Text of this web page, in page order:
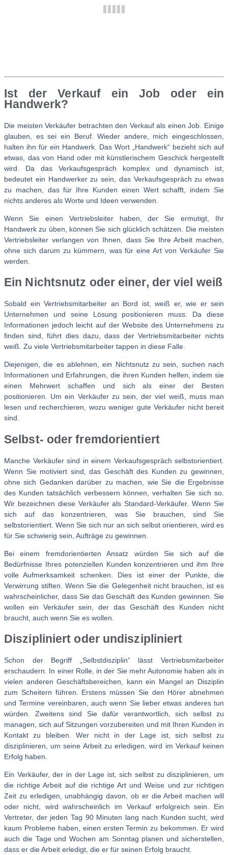
Ist der Verkauf ein Job oder ein
Handwerk?
Die meisten Verkäufer betrachten den Verkauf als einen Job. Einige
glauben, es sei ein Beruf. Wieder andere, mich eingeschlossen,
halten ihn für ein Handwerk. Das Wort „Handwerk“ bezieht sich auf
etwas, das von Hand oder mit künstlerischem Geschick hergestellt
wird. Da das Verkaufsgespräch komplex und dynamisch ist,
bedeutet ein Handwerker zu sein, das Verkaufsgespräch zu etwas
zu machen, das für Ihre Kunden einen Wert schafft, indem Sie
nichts anderes als Worte und Ideen verwenden.
Wenn Sie einen Vertriebsleiter haben, der Sie ermutigt, Ihr
Handwerk zu üben, können Sie sich glücklich schätzen. Die meisten
Vertriebsleiter verlangen von Ihnen, dass Sie Ihre Arbeit machen,
ohne sich darum zu kümmern, was für eine Art von Verkäufer Sie
werden.
Ein Nichtsnutz oder einer, der viel weiß
Sobald ein Vertriebsmitarbeiter an Bord ist, weiß er, wie er sein
Unternehmen und seine Lösung positionieren muss. Da diese
Informationen jedoch leicht auf der Website des Unternehmens zu
finden sind, führt dies dazu, dass der Vertriebsmitarbeiter nichts
weiß. Zu viele Vertriebsmitarbeiter tappen in diese Falle.
Diejenigen, die es ablehnen, ein Nichtsnutz zu sein, suchen nach
Informationen und Erfahrungen, die ihren Kunden helfen, indem sie
einen Mehrwert schaffen und sich als einer der Besten
positionieren. Um ein Verkäufer zu sein, der viel weiß, muss man
lesen und recherchieren, wozu weniger gute Verkäufer nicht bereit
sind.
Selbst- oder fremdorientiert
Manche Verkäufer sind in einem Verkaufsgespräch selbstorientiert.
Wenn Sie motiviert sind, das Geschäft des Kunden zu gewinnen,
ohne sich Gedanken darüber zu machen, wie Sie die Ergebnisse
des Kunden tatsächlich verbessern können, verhalten Sie sich so.
Wir bezeichnen diese Verkäufer als Standard-Verkäufer. Wenn Sie
sich auf das konzentrieren, was Sie brauchen, sind Sie
selbstorientiert. Wenn Sie sich nur an sich selbst orientieren, wird es
für Sie schwierig sein, Aufträge zu gewinnen.
Bei einem fremdorientierten Ansatz würden Sie sich auf die
Bedürfnisse Ihres potenziellen Kunden konzentrieren und ihm Ihre
volle Aufmerksamkeit schenken. Dies ist einer der Punkte, die
Verwirrung stiften. Wenn Sie die Gelegenheit nicht brauchen, ist es
wahrscheinlicher, dass Sie das Geschäft des Kunden gewinnen. Sie
wollen ein Verkäufer sein, der das Geschäft des Kunden nicht
braucht, auch wenn Sie es wollen.
Diszipliniert oder undiszipliniert
Schon der Begriff „Selbstdisziplin“ lässt Vertriebsmitarbeiter
erschaudern. In einer Rolle, in der Sie mehr Autonomie haben als in
vielen anderen Geschäftsbereichen, kann ein Mangel an Disziplin
zum Scheitern führen. Erstens müssen Sie den Hörer abnehmen
und Termine vereinbaren, auch wenn Sie lieber etwas anderes tun
würden. Zweitens sind Sie dafür verantwortlich, sich selbst zu
managen, sich auf Sitzungen vorzubereiten und mit Ihren Kunden in
Kontakt zu bleiben. Wer nicht in der Lage ist, sich selbst zu
disziplinieren, um seine Arbeit zu erledigen, wird im Verkauf keinen
Erfolg haben.
Ein Verkäufer, der in der Lage ist, sich selbst zu disziplinieren, um
die richtige Arbeit auf die richtige Art und Weise und zur richtigen
Zeit zu erledigen, unabhängig davon, ob er die Arbeit machen will
oder nicht, wird wahrscheinlich im Verkauf erfolgreich sein. Ein
Vertreter, der jeden Tag 90 Minuten lang nach Kunden sucht, wird
kaum Probleme haben, einen ersten Termin zu bekommen. Er wird
auch die Tage und Wochen am Sonntag planen und sicherstellen,
dass er die Arbeit erledigt, die er für seinen Erfolg braucht.